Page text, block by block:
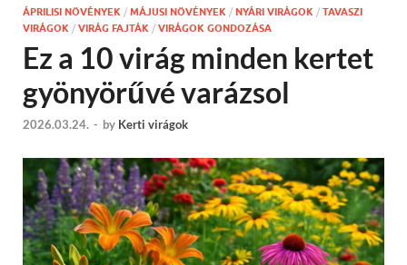
ÁPRILISI NÖVÉNYEK / MÁJUSI NÖVÉNYEK / NYÁRI VIRÁGOK / TAVASZI
VIRÁGOK / VIRÁG FAJTÁK / VIRÁGOK GONDOZÁSA
Ez a 10 virág minden kertet
gyönyörűvé varázsol
2026.03.24. - by Kerti virágok